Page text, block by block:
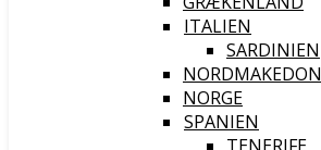
ITALIEN
SARDINIEN
NORGE
SPANIEN